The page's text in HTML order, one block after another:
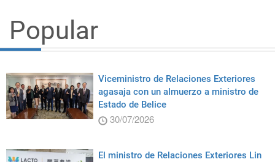
Popular
Viceministro de Relaciones Exteriores
agasaja con un almuerzo a ministro de
Estado de Belice
30/07/2026
El ministro de Relaciones Exteriores Lin